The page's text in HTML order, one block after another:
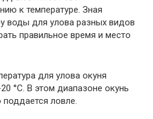
к температуре. Зная
воды для улова разных видов
правильное время и место
для улова окуня
°C. В этом диапазоне окунь
поддается ловле.